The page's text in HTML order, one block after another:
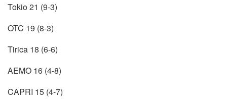
Tokio 21 (9-3)
OTC 19 (8-3)
Tirica 18 (6-6)
AEMO 16 (4-8)
CAPRI 15 (4-7)